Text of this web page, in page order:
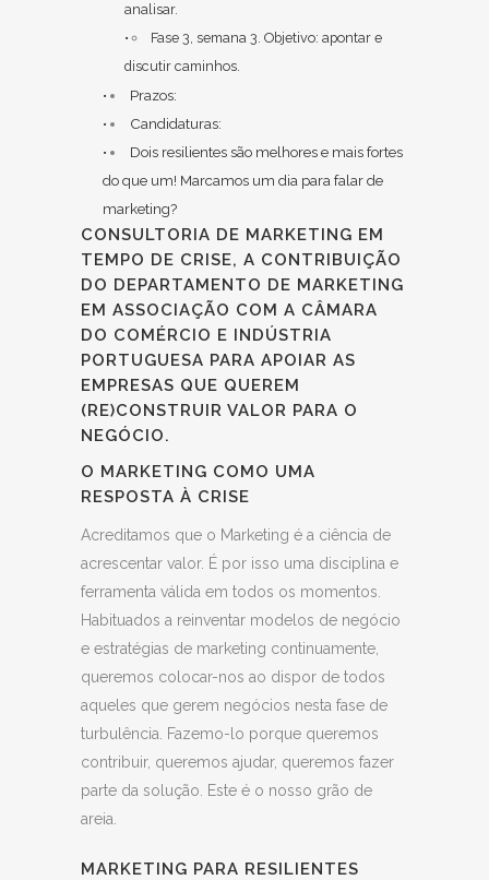
analisar.
Fase 3, semana 3. Objetivo: apontar e
discutir caminhos.
Prazos:
Candidaturas:
Dois resilientes são melhores e mais fortes
do que um! Marcamos um dia para falar de
marketing?
CONSULTORIA DE MARKETING EM
TEMPO DE CRISE, A CONTRIBUIÇÃO
DO DEPARTAMENTO DE MARKETING
EM ASSOCIAÇÃO COM A CÂMARA
DO COMÉRCIO E INDÚSTRIA
PORTUGUESA PARA APOIAR AS
EMPRESAS QUE QUEREM
(RE)CONSTRUIR VALOR PARA O
NEGÓCIO.
O MARKETING COMO UMA
RESPOSTA À CRISE
Acreditamos que o Marketing é a ciência de
acrescentar valor. É por isso uma disciplina e
ferramenta válida em todos os momentos.
Habituados a reinventar modelos de negócio
e estratégias de marketing continuamente,
queremos colocar-nos ao dispor de todos
aqueles que gerem negócios nesta fase de
turbulência. Fazemo-lo porque queremos
contribuir, queremos ajudar, queremos fazer
parte da solução. Este é o nosso grão de
areia
MARKETING PARA RESILIENTES